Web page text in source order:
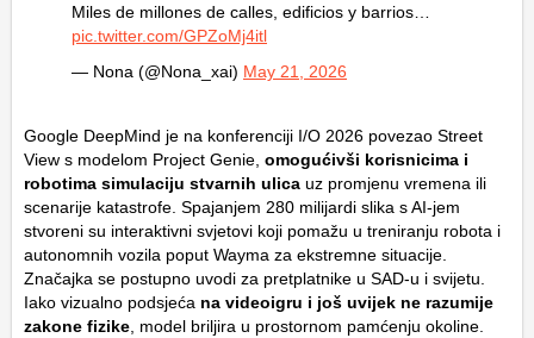
Miles de millones de calles, edificios y barrios…
pic.twitter.com/GPZoMj4itl
— Nona (@Nona_xai) May 21, 2026
Google DeepMind je na konferenciji I/O 2026 povezao Street
View s modelom Project Genie, omogućivši korisnicima i
robotima simulaciju stvarnih ulica uz promjenu vremena ili
scenarije katastrofe. Spajanjem 280 milijardi slika s AI-jem
stvoreni su interaktivni svjetovi koji pomažu u treniranju robota i
autonomnih vozila poput Wayma za ekstremne situacije.
Značajka se postupno uvodi za pretplatnike u SAD-u i svijetu.
Iako vizualno podsjeća na videoigru i još uvijek ne razumije
zakone fizike , model briljira u prostornom pamćenju okoline.